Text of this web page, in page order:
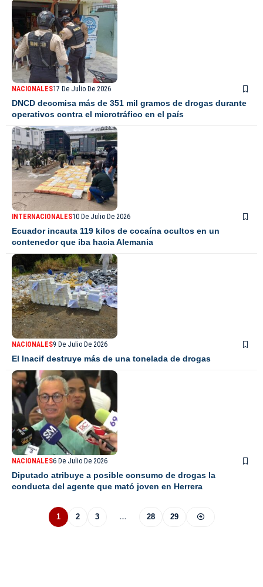
NACIONALES17 De Julio De 2026
DNCD decomisa más de 351 mil gramos de drogas durante
operativos contra el microtráfico en el país
INTERNACIONALES10 De Julio De 2026
Ecuador incauta 119 kilos de cocaína ocultos en un
contenedor que iba hacia Alemania
NACIONALES9 De Julio De 2026
El Inacif destruye más de una tonelada de drogas
NACIONALES6 De Julio De 2026
Diputado atribuye a posible consumo de drogas la
conducta del agente que mató joven en Herrera
1 2 3 … 28 29